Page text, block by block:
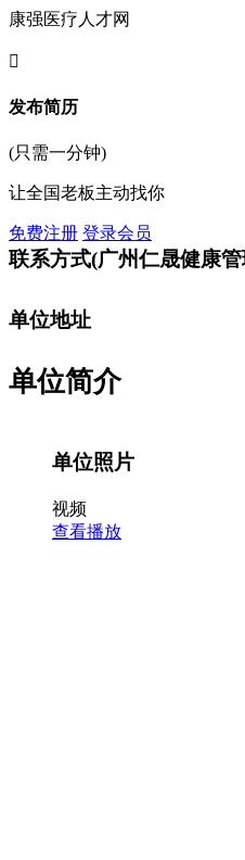
康强医疗人才网

发布简历
(只需一分钟)
让全国老板主动找你
免费注册 登录会员
联系方式(广州仁晟健康
单位地址
单位简介
单位照片
视频
查看播放